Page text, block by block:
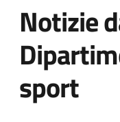
Notizie
sport